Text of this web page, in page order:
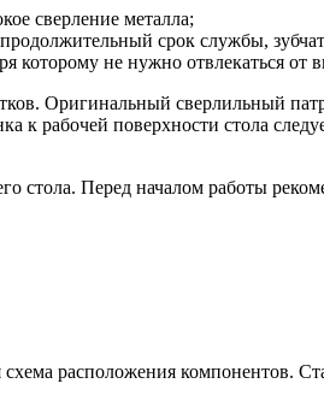
сверление металла;
срок службы,
не нужно отвлекаться от
Оригинальный сверлильный
к рабочей поверхности стола
Перед началом работы
расположения компонентов.